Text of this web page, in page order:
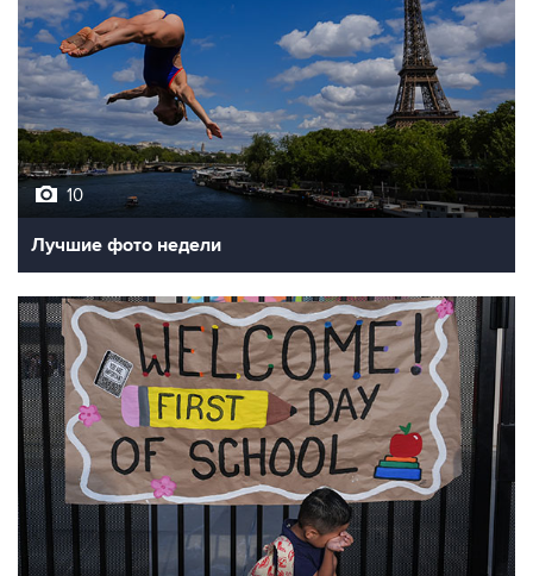
10
Лучшие фото недели
10